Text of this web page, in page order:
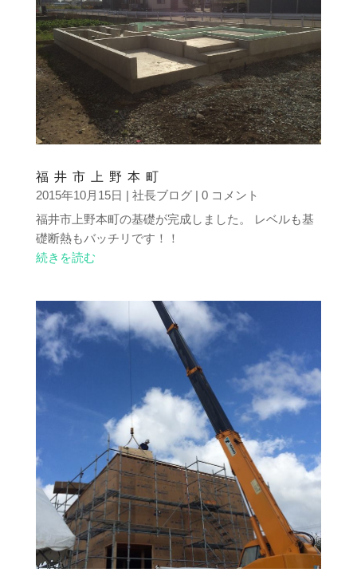
福井市上野本町
2015年10月15日 | 社長ブログ| 0 コメント
福井市上野本町の基礎が完成しました。 レベルも基
礎断熱もバッチリです！！
続きを読む